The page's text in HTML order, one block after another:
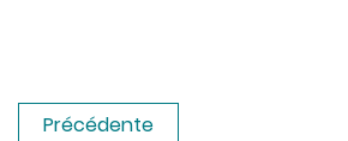
Précédente